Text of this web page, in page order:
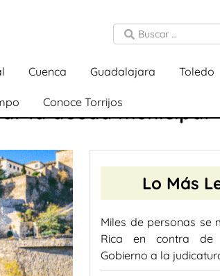
Cuenca Guadalajara Toledo
Conoce Torrijos
la deuda
Lo Más
Miles de personas se
Rica en contra de
Gobierno a la